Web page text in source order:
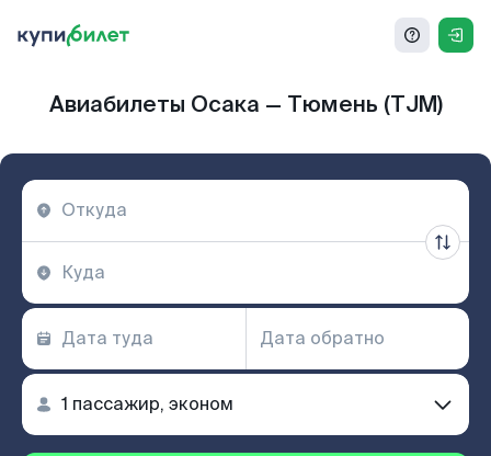
Авиабилеты Осака — Тюмень (TJM)